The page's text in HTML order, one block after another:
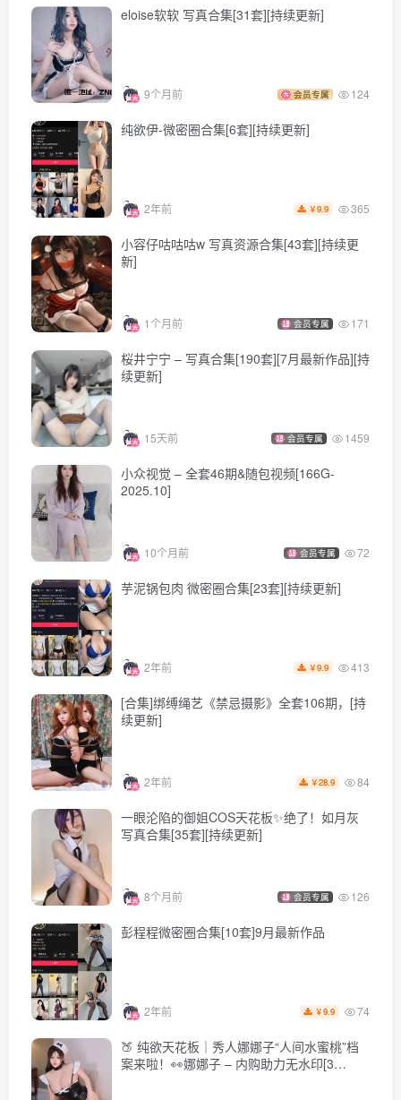
rioko凉凉子 – NO.140 深空之眼 塞勒涅 [15P6V-164MB]
[7.30]
rioko凉凉子 – NO.139 尾张毛衣 [24P-239MB] –替换139
[7.28]
rioko凉凉子 – NO.139 尾张毛衣[24P-143MB]
[7.7]
rioko凉凉子 – NO.138 蔚蓝档案 导游 椿 [62P12V-1.03G]
[5.29]
rioko凉凉子 – NO.137 碧蓝航线 金鹿号 [40P-288MB]
[5.16]
rioko凉凉子 – NO.136 优菈浪花骑士[77P+10V／1.17GB]
[5.14]
rioko凉凉子 – NO.135 妄想航线 武藏[30P-94.5M]
[4.25替换原134]
rioko凉凉子 – NO.134 阿尔比恩旗袍[45P-11V-385.8M]
[3.8]
rioko凉凉子 – NO.133 申鹤旗袍[41P-6V／1.48GB]
[3.1]
rioko凉凉子 – NO.133 申鹤旗袍[41P-6V-632.3M]
[2.23]
rioko凉凉子 – NO.132 龙年埃吉尔[20P-1V-128.9M]
[2024.1.10]
[12.28]
rioko凉凉子 – NO.130 碧蓝航线 雷根斯堡[40P-249.1M]
[12.11]
rioko凉凉子 – NO.129 妄想航线 港区的龙女仆 [30P／
eloise软软 写真合集[31套][持续更新]
9个月前 会员专属 124
纯欲伊-微密圈合集[6套][持续更新]
2年前 ￥9.9 365
小容仔咕咕咕w 写真资源合集[43套][持续更
新]
1个月前 会员专属 171
桜井宁宁 – 写真合集[190套][7月最新作品][持
续更新]
15天前 会员专属 1459
小众视觉 – 全套46期&随包视频[166G-
2025.10]
10个月前 会员专属 72
芋泥锅包肉 微密圈合集[23套][持续更新]
2年前 ￥9.9 413
[合集]绑缚绳艺《禁忌摄影》全套106期，[持
续更新]
2年前 ￥28.9 84
一眼沦陷的御姐COS天花板✨绝了！如月灰
写真合集[35套][持续更新]
8个月前 会员专属 126
彭程程微密圈合集[10套]9月最新作品
2年前 ￥9.9 74
🍑 纯欲天花板｜秀人娜娜子“人间水蜜桃”档
案来啦！👀娜娜子 – 内购助力无水印[3